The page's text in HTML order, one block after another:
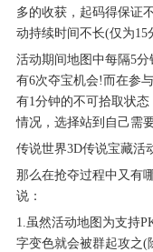
多的收获，起码得保证
动持续时间不长(仅为15
活动期间地图中每隔5
有6次夺宝机会!而在参
有1分钟的不可拾取状
情况，选择站到自己需
传说世界3D传说宝藏活
那么在抢夺过程中又有
说：
1.虽然活动地图为支持
字变色就会被群起攻之(